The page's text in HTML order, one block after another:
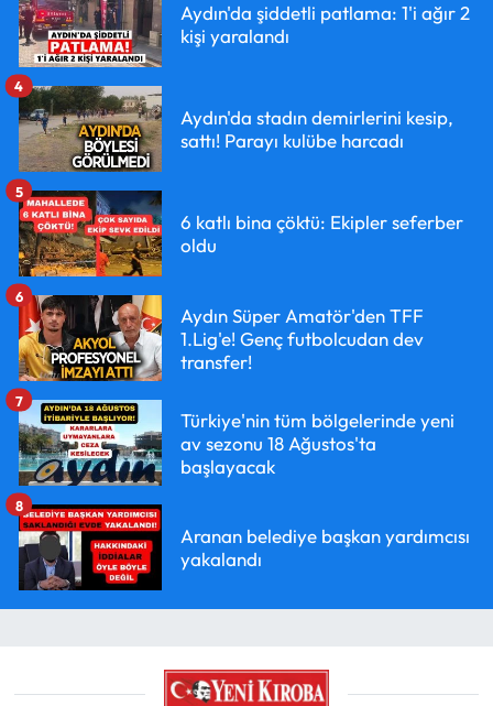
Aydın'da şiddetli patlama: 1'i ağır 2
kişi yaralandı
Aydın'da stadın demirlerini kesip,
sattı! Parayı kulübe harcadı
4
6 katlı bina çöktü: Ekipler seferber
oldu
5
Aydın Süper Amatör'den TFF
1.Lig'e! Genç futbolcudan dev
transfer!
6
Türkiye'nin tüm bölgelerinde yeni
av sezonu 18 Ağustos'ta
başlayacak
7
Aranan belediye başkan yardımcısı
yakalandı
8